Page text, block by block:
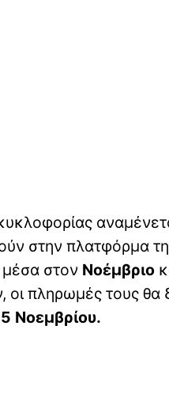
στην πλατφόρμα
στον Νοέμβριο
οι πληρωμές τους θα
Νοεμβρίου.